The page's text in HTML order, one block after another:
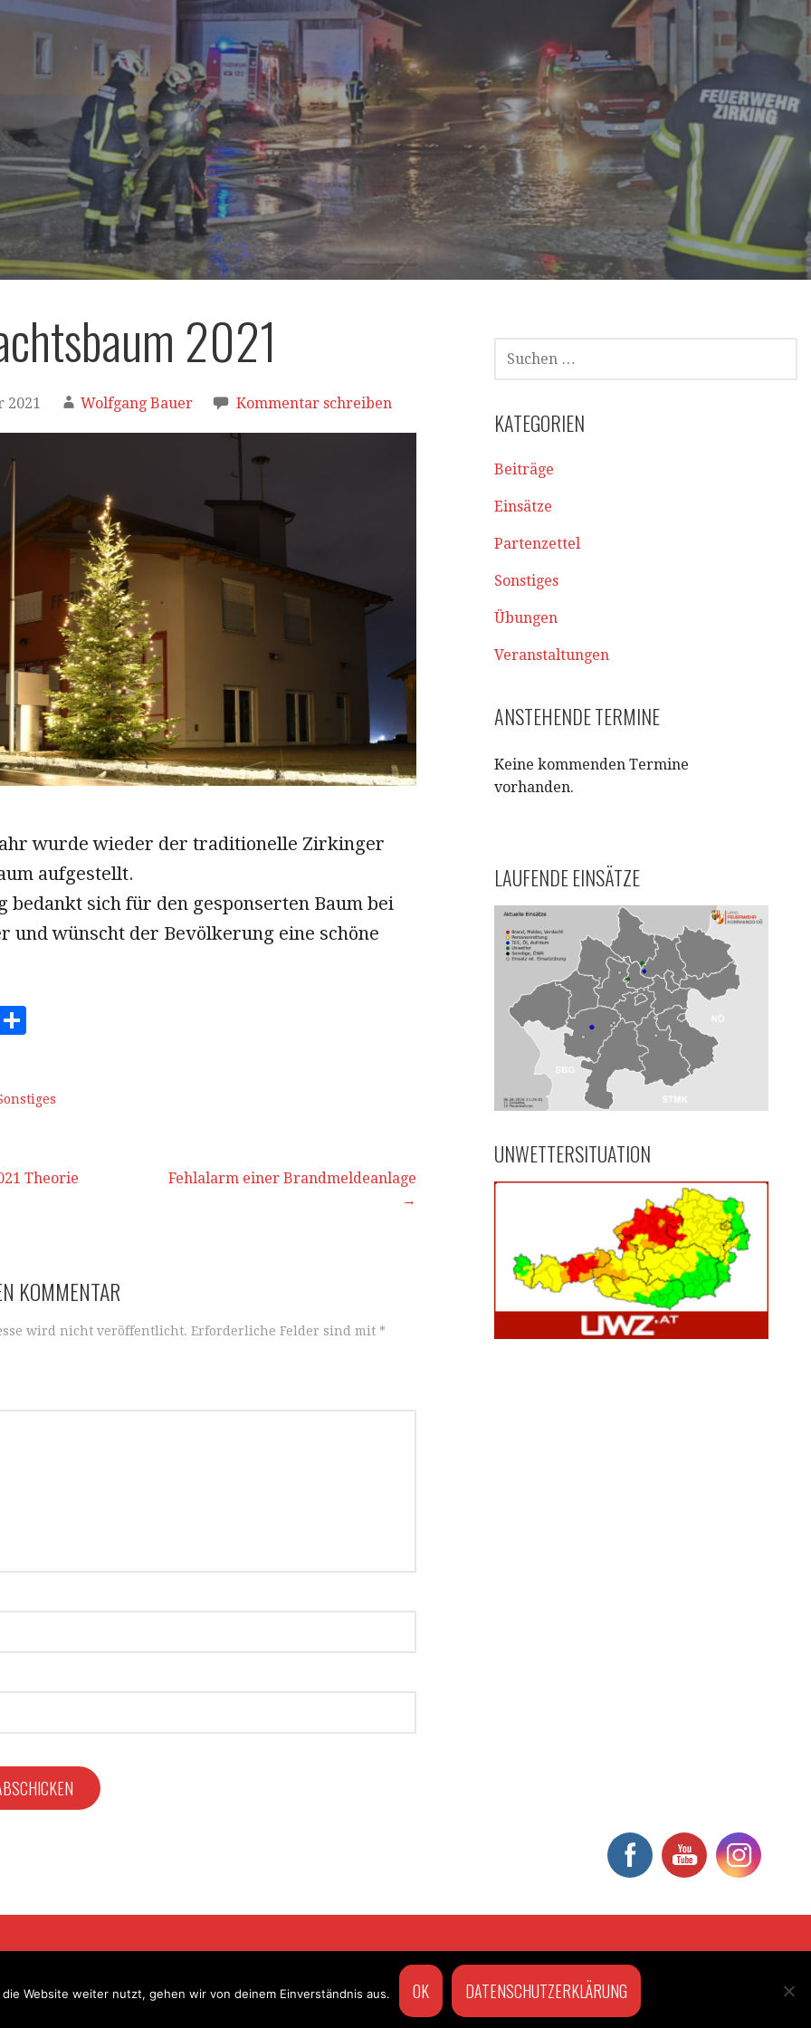
2021
2021 Wolfgang Bauer Kommentar schreiben
wurde wieder der traditionelle Zirkinger
aufgestellt.
bedankt sich für den gesponserten Baum bei
und wünscht der Bevölkerung eine schöne
n
Theorie
Fehlalarm einer Brandmeldeanlage
→
KOMMENTAR
wird nicht veröffentlicht. Erforderliche Felder sind mit *
SUCHE
NACH:
KATEGORIEN
Beiträge
Einsätze
Partenzettel
Sonstiges
Übungen
Veranstaltungen
ANSTEHENDE TERMINE
Keine kommenden Termine
vorhanden.
LAUFENDE EINSÄTZE
UNWETTERSITUATION
Alle Rechte vorbehalten.
Website weiter nutzt, gehen wir von deinem Einverständnis aus. OK DATENSCHUTZERKLÄRUNG